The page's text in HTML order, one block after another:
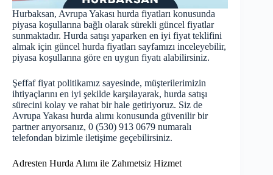
Hurbaksan, Avrupa Yakası hurda fiyatları konusunda
piyasa koşullarına bağlı olarak sürekli güncel fiyatlar
sunmaktadır. Hurda satışı yaparken en iyi fiyat teklifini
almak için güncel hurda fiyatları sayfamızı inceleyebilir,
piyasa koşullarına göre en uygun fiyatı alabilirsiniz.
Şeffaf fiyat politikamız sayesinde, müşterilerimizin
ihtiyaçlarını en iyi şekilde karşılayarak, hurda satışı
sürecini kolay ve rahat bir hale getiriyoruz. Siz de
Avrupa Yakası hurda alımı konusunda güvenilir bir
partner arıyorsanız, 0 (530) 913 0679 numaralı
telefondan bizimle iletişime geçebilirsiniz.
Adresten Hurda Alımı ile Zahmetsiz Hizmet